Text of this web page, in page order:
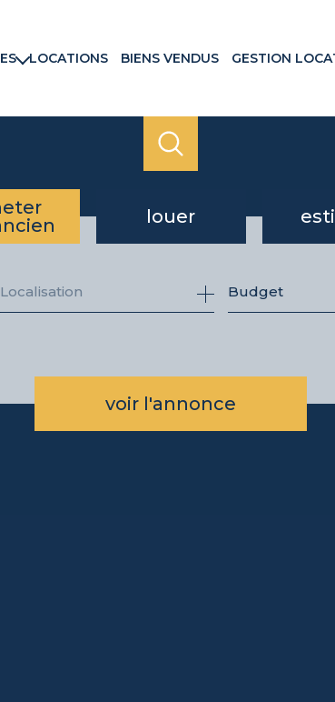
neufs
LOCATIONS BIENS VENDUS GESTION
louer
Budget
voir l'annonce